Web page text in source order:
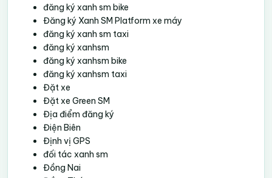
đăng ký xanh sm bike
Đăng ký Xanh SM Platform xe máy
đăng ký xanh sm taxi
đăng ký xanhsm
đăng ký xanhsm bike
đăng ký xanhsm taxi
Đặt xe
Đặt xe Green SM
Địa điểm đăng ký
Điện Biên
Định vị GPS
đối tác xanh sm
Đồng Nai